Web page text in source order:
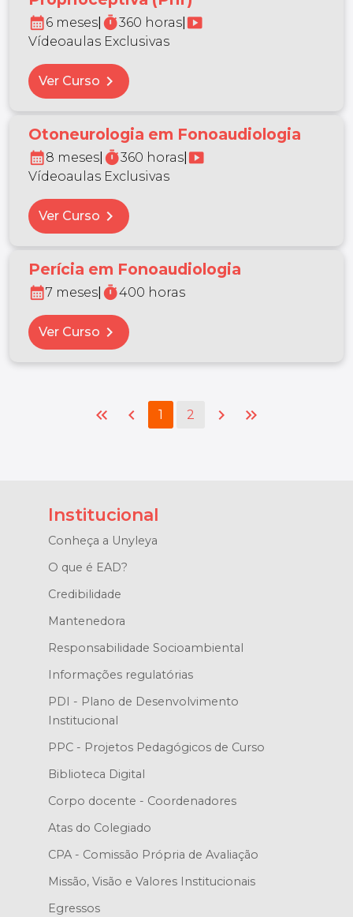
calendar_month6 meses timer360 horas smart_display
Vídeoaulas Exclusivas
Ver Curso chevron_right
Otoneurologia em Fonoaudiologia
calendar_month8 meses timer360 horas smart_display
Vídeoaulas Exclusivas
Ver Curso chevron_right
Perícia em Fonoaudiologia
calendar_month7 meses timer400 horas
Ver Curso chevron_right
keyboard_double_arrow_left chevron_left 1 2 chevron_right keyboard_double_arrow_right
Institucional
Conheça a Unyleya
O que é EAD?
Credibilidade
Mantenedora
Responsabilidade Socioambiental
Informações regulatórias
PDI - Plano de Desenvolvimento
Institucional
PPC - Projetos Pedagógicos de Curso
Biblioteca Digital
Corpo docente - Coordenadores
Atas do Colegiado
CPA - Comissão Própria de Avaliação
Missão, Visão e Valores Institucionais
Egressos